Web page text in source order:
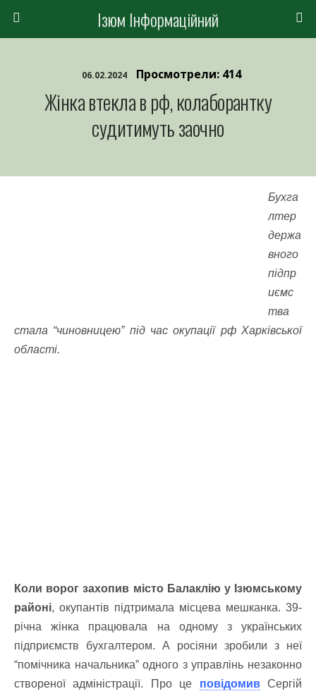
Ізюм Інформаційний
06.02.2024 Просмотрели: 414
Жінка втекла в рф, колаборантку
судитимуть заочно
Бухга
лтер
держа
вного
підпр
иємс
тва
стала “чиновницею” під час окупації рф Харківської
області.
Коли ворог захопив місто Балаклію у Ізюмському
районі, окупантів підтримала місцева мешканка. 39-
річна жінка працювала на одному з українських
підприємств бухгалтером. А росіяни зробили з неї
“помічника начальника” одного з управлінь незаконно
створеної адміністрації. Про це повідомив
Сергій